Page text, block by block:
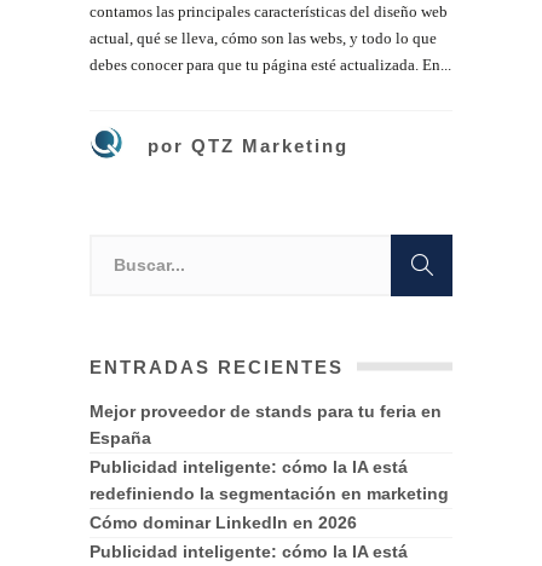
contamos las principales características del diseño web
actual, qué se lleva, cómo son las webs, y todo lo que
debes conocer para que tu página esté actualizada. En...
por QTZ Marketing
ENTRADAS RECIENTES
Mejor proveedor de stands para tu feria en
España
Publicidad inteligente: cómo la IA está
redefiniendo la segmentación en marketing
Cómo dominar LinkedIn en 2026
Publicidad inteligente: cómo la IA está